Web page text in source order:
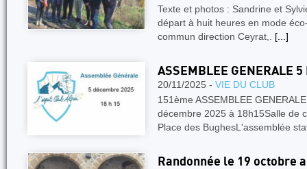
Texte et photos : Sandrine et
départ à huit heures en mode
commun direction Ceyrat,. [...]
ASSEMBLEE GENERALE
20/11/2025 - VIE DU CLUB
151ème ASSEMBLEE
décembre 2025 à 18h15Salle de
Place des BughesL'assemblée
Randonnée le 19 octobre